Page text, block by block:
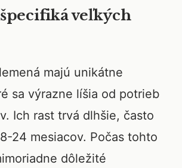
veľkých
majú unikátne
sa výrazne líšia od potrieb
Ich rast trvá dlhšie, často
24 mesiacov. Počas tohto
dôležité